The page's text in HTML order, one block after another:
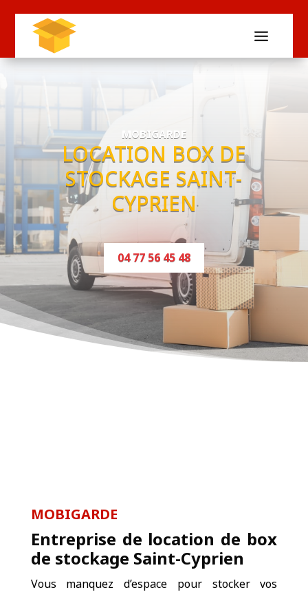
MOBIGARDE
LOCATION BOX DE
STOCKAGE SAINT-
CYPRIEN
04 77 56 45 48
MOBIGARDE
Entreprise de location de box
de stockage Saint-Cyprien
Vous manquez d’espace pour stocker vos